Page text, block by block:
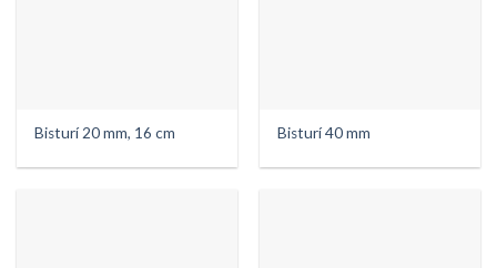
Bisturí 20 mm, 16 cm Bisturí 40 mm